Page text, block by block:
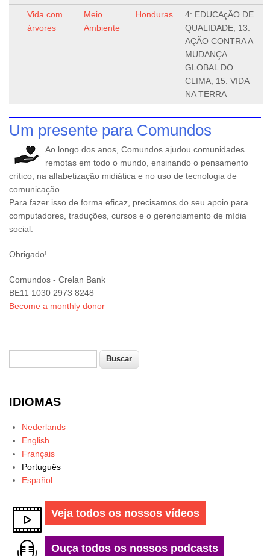
Vida com
árvores
Meio
Ambiente
Honduras
4: EDUCAçÃO DE
QUALIDADE, 13:
AÇÃO CONTRA A
MUDANÇA
GLOBAL DO
CLIMA, 15: VIDA
NA TERRA
Um presente para Comundos
Ao longo dos anos, Comundos ajudou comunidades
remotas em todo o mundo, ensinando o pensamento
crítico, na alfabetização midiática e no uso de tecnologia de
comunicação.
Para fazer isso de forma eficaz, precisamos do seu apoio para
computadores, traduções, cursos e o gerenciamento de mídia
social.
Obrigado!
Comundos - Crelan Bank
BE11 1030 2973 8248
Become a monthly donor
Formulário de busca
IDIOMAS
Nederlands
English
Français
Português
Español
Veja todos os nossos vídeos
Ouça todos os nossos podcasts